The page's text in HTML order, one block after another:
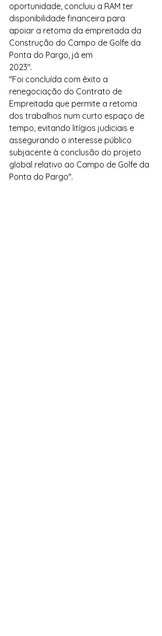
oportunidade, concluiu a RAM ter
disponibilidade financeira para
apoiar a retoma da empreitada da
Construção do Campo de Golfe da
Ponta do Pargo, já em
2023".
"Foi concluída com êxito a
renegociação do Contrato de
Empreitada que permite a retoma
dos trabalhos num curto espaço de
tempo, evitando litígios judiciais e
assegurando o interesse público
subjacente à conclusão do projeto
global relativo ao Campo de Golfe da
Ponta do Pargo".